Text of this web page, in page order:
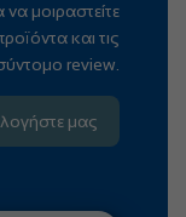
να μοιραστείτε
και τις
review.
μας